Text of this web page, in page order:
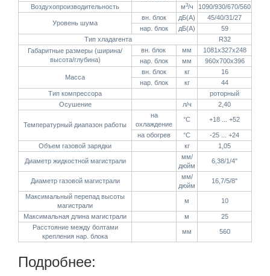
Воздухопроизводительность м3/ч 1090/930/670/560
Уровень шума
вн. блок дБ(А)
45/40/31/27
нар. блок
дБ(А)
59
Тип хладагента
R32
Габаритные размеры (ширина/
высота/глубина)
вн. блок мм
1081х327х248
нар. блок
мм 960х700х396
Масса
вн. блок кг
16
нар. блок
кг
44
Тип компрессора
роторный
Осушение
л/ч 2,40
Температурный диапазон работы
на
охлаждение
°C +18 ... +52
на обогрев °C
-25 ... +24
Объем газовой зарядки
кг 1,05
Диаметр жидкостной магистрали
мм/
дюйм
6,38/1/4"
Диаметр газовой магистрали
мм/
дюйм
16,7/5/8"
Максимальный перепад высоты
магистрали
м 10
Максимальная длина магистрали м
25
Расстояние между болтами
крепления нар. блока
мм 560
Подробнее: